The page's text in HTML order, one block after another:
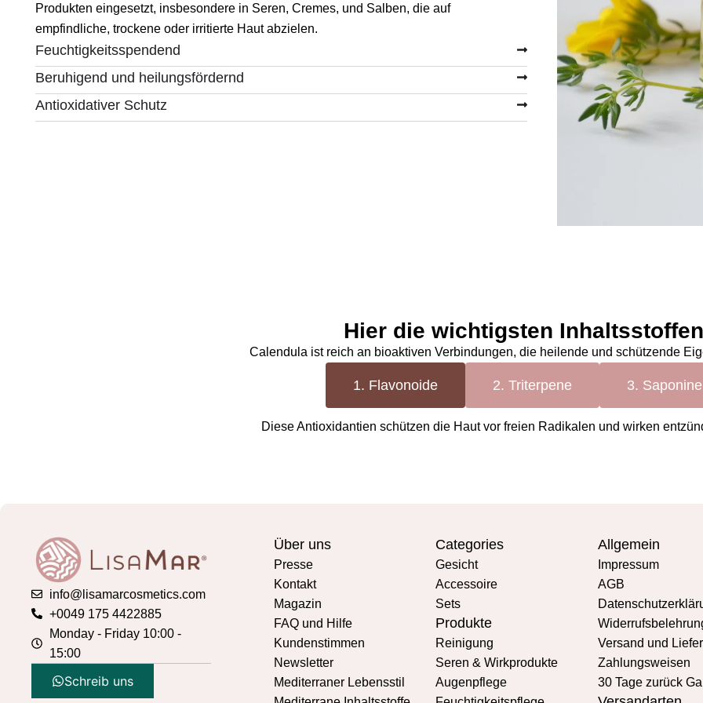
Produkten eingesetzt, insbesondere in Seren, Cremes, und Salben, die auf
empfindliche, trockene oder irritierte Haut abzielen.
Feuchtigkeitsspendend
Beruhigend und heilungsfördernd
Antioxidativer Schutz
Hier die wichtigsten
Calendula ist reich an bioaktiven Verbindungen, die heilende und schützende
1. Flavonoide 2. Triterpene 3. Saponine
Diese Antioxidantien schützen die Haut vor freien Radikalen und wirken
info@lisamarcosmetics.com
+0049 175 4422885
Monday - Friday 10:00 -
15:00
Schreib uns
Über uns
Presse
Kontakt
Magazin
FAQ und Hilfe
Kundenstimmen
Newsletter
Mediterraner Lebensstil
Categories
Gesicht
Accessoire
Sets
Produkte
Reinigung
Seren & Wirkprodukte
Augenpflege
Allgemein
Impressum
AGB
Versand und
Zahlungsweisen
30 Tage zurück